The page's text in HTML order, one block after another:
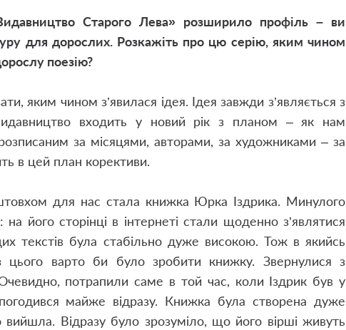
Старого Лева» розширило профіль – ви
для дорослих. Розкажіть про цю серію, яким чином
поезію?
яким чином з’явилася ідея. Ідея завжди з’являється з
входить у новий рік з планом – як нам
за місяцями, авторами, за художниками – за
в цей план корективи.
для нас стала книжка Юрка Іздрика. Минулого
його сторінці в інтернеті стали щоденно з’являтися
текстів була стабільно дуже високою. Тож в якийсь
варто би було зробити книжку. Звернулися з
потрапили саме в той час, коли Іздрик був у
майже відразу. Книжка була створена дуже
Відразу було зрозуміло, що його вірші живуть